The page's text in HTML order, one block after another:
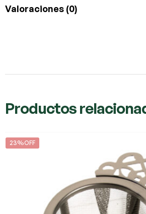
Valoraciones (0)
Productos
23%OFF